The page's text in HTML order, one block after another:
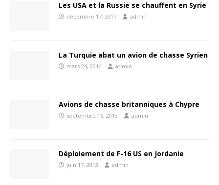
Les USA et la Russie se chauffent en Syrie
décembre 17, 2017 admin
La Turquie abat un avion de chasse Syrien
mars 24, 2014 admin
Avions de chasse britanniques à Chypre
septembre 16, 2013 admin
Déploiement de F-16 US en Jordanie
juin 17, 2013 admin